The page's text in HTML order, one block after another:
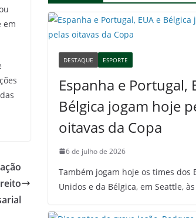
em
DESTAQUE ESPORTE
Espanha e Portugal,
Bélgica jogam hoje
oitavas da Copa
6 de julho de 2026
Também jogam hoje os times dos
Unidos e da Bélgica, em Seattle,